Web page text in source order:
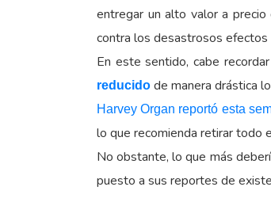
entregar un alto valor a
contra los desastrosos efectos
En este sentido, cabe
reducido de manera drástica
Harvey Organ reportó esta
lo que recomienda retirar todo
No obstante, lo que más
puesto a sus reportes de